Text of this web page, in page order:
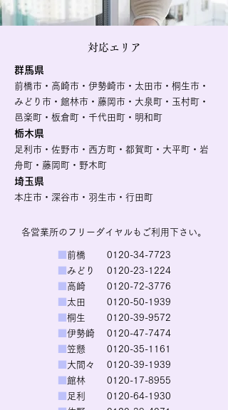
対応エリア
群馬県
前橋市・高崎市・伊勢崎市・太田市・桐生市・
みどり市・館林市・藤岡市・大泉町・玉村町・
邑楽町・板倉町・千代田町・明和町
栃木県
足利市・佐野市・西方町・都賀町・大平町・岩
舟町・藤岡町・野木町
埼玉県
本庄市・深谷市・羽生市・行田町
各営業所のフリーダイヤルもご利用下さい。
前橋 0120-34-7723
みどり
0120-23-1224
高崎 0120-72-3776
太田 0120-50-1939
桐生 0120-39-9572
伊勢崎 0120-47-7474
笠懸 0120-35-1161
大間々 0120-39-1939
館林 0120-17-8955
足利 0120-64-1930